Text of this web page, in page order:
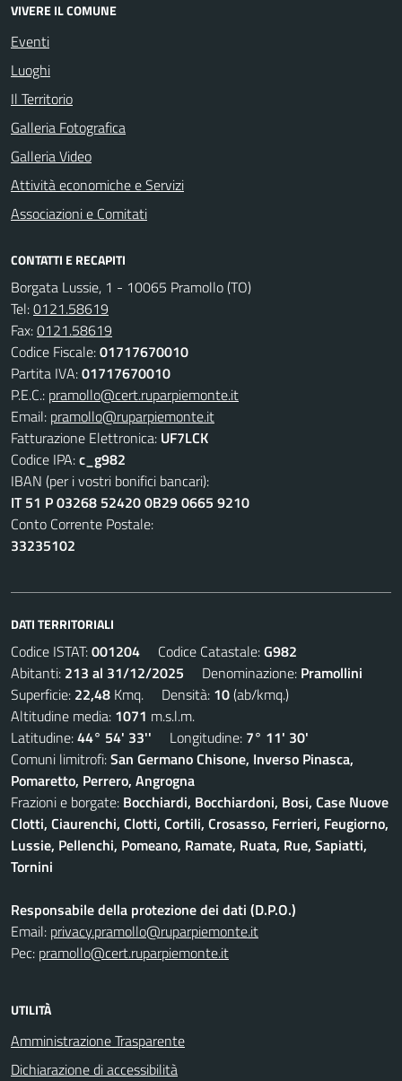
VIVERE IL COMUNE
Eventi
Luoghi
Il Territorio
Galleria Fotografica
Galleria Video
Attività economiche e Servizi
Associazioni e Comitati
CONTATTI E RECAPITI
Borgata Lussie, 1 - 10065 Pramollo (TO)
Tel:0121.58619
Fax:0121.58619
Codice Fiscale:01717670010
Partita IVA:01717670010
P.E.C.: pramollo@cert.ruparpiemonte.it
Email: pramollo@ruparpiemonte.it
Fatturazione Elettronica: UF7LCK
Codice IPA:c_g982
IBAN (per i vostri bonifici bancari):
IT 51 P 03268 52420 0B29 0665 9210
Conto Corrente Postale:
33235102
DATI TERRITORIALI
Codice ISTAT:001204 Codice Catastale:G982
Abitanti: 213 al 31/12/2025 Denominazione: Pramollini
Superficie: 22,48 Kmq. Densità: 10(ab/kmq.)
Altitudine media: 1071 m.s.l.m.
Latitudine:44° 54' 33'' Longitudine: 7° 11' 30'
Comuni limitrofi:San Germano Chisone, Inverso Pinasca,
Pomaretto, Perrero, Angrogna
Frazioni e borgate: Bocchiardi, Bocchiardoni, Bosi, Case Nuove
Clotti, Ciaurenchi, Clotti, Cortili, Crosasso, Ferrieri, Feugiorno,
Lussie, Pellenchi, Pomeano, Ramate, Ruata, Rue, Sapiatti,
Tornini
Responsabile della protezione dei dati (D.P.O.)
Email: privacy.pramollo@ruparpiemonte.it
Pec: pramollo@cert.ruparpiemonte.it
UTILITÀ
Amministrazione Trasparente
Dichiarazione di accessibilità